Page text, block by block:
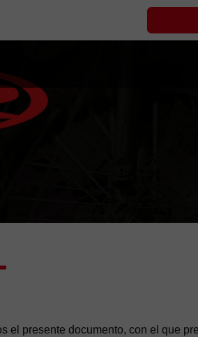
presente documento, con el que